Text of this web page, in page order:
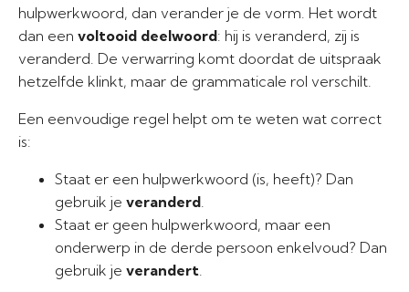
hulpwerkwoord, dan verander je de vorm. Het wordt
dan een voltooid deelwoord: hij is veranderd, zij is
veranderd. De verwarring komt doordat de uitspraak
hetzelfde klinkt, maar de grammaticale rol verschilt.
Een eenvoudige regel helpt om te weten wat correct
is:
Staat er een hulpwerkwoord (is, heeft)? Dan
gebruik je veranderd.
Staat er geen hulpwerkwoord, maar een
onderwerp in de derde persoon enkelvoud? Dan
gebruik je verandert.